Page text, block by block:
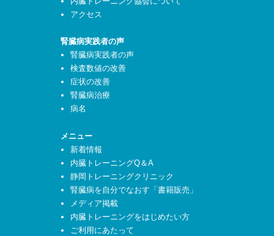
アクセス
腎臓病実践者の声
腎臓病実践者の声
検査数値の改善
症状の改善
腎臓病治療
病名
メニュー
新着情報
内臓トレーニングQ＆A
静岡トレーニングクリニック
腎臓病を自分でなおす「書籍販売」
メディア掲載
内臓トレーニングをはじめたい方
ご利用にあたって